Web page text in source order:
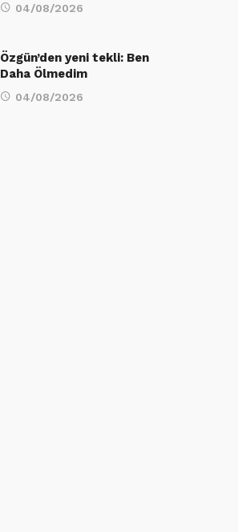
04/08/2026
Özgün’den yeni tekli: Ben
Daha Ölmedim
04/08/2026